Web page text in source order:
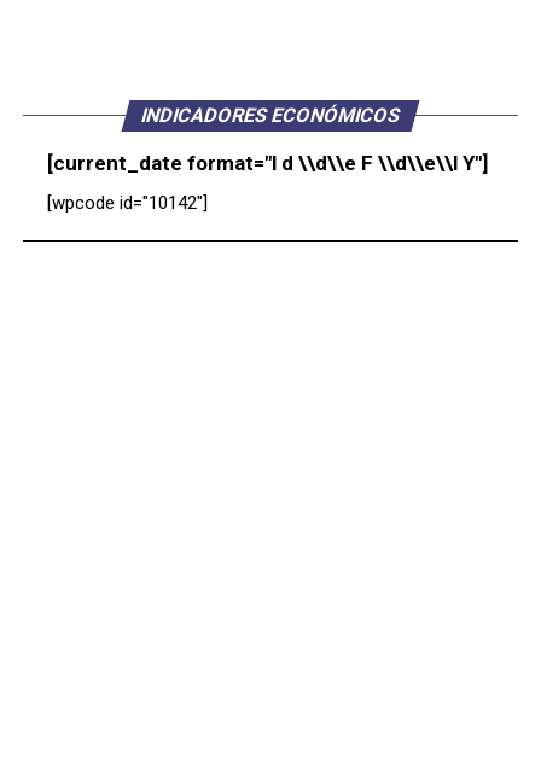
INDICADORES ECONÓMICOS
[current_date format="l d \\d\\e F \\d\\e\\l Y"]
[wpcode id="10142"]